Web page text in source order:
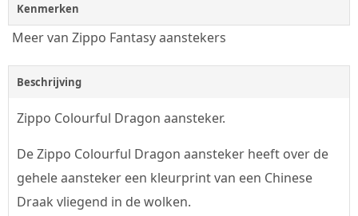
Kenmerken
Meer van Zippo Fantasy aanstekers
Beschrijving
Zippo Colourful Dragon aansteker.
De Zippo Colourful Dragon aansteker heeft over de
gehele aansteker een kleurprint van een Chinese
Draak vliegend in de wolken.